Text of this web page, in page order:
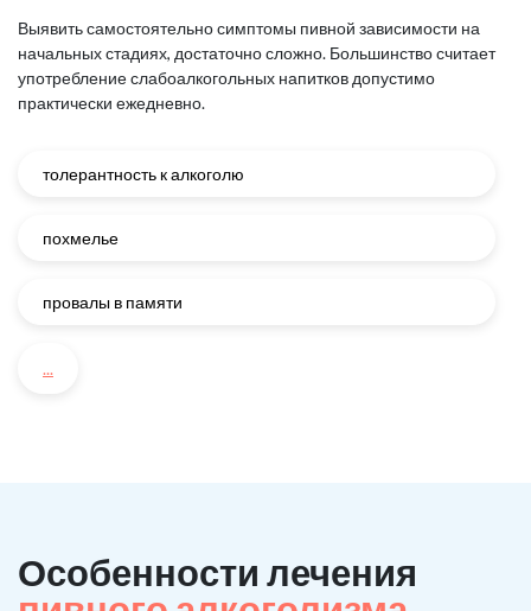
Выявить самостоятельно симптомы пивной зависимости на
начальных стадиях, достаточно сложно. Большинство считает
употребление слабоалкогольных напитков допустимо
практически ежедневно.
толерантность к алкоголю
похмелье
провалы в памяти
...
Особенности лечения